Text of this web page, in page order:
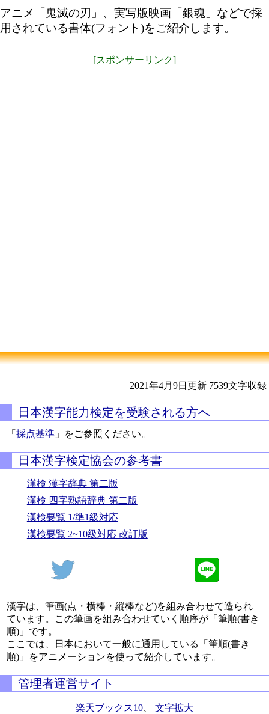
アニメ「鬼滅の刃」、実写版映画「銀魂」などで採
用されている書体(フォント)をご紹介します。
[スポンサーリンク]
2021年4月9日更新 7539文字収録
日本漢字能力検定を受験される方へ
「採点基準 」をご参照ください。
日本漢字検定協会の参考書
漢検 漢字辞典 第二版
漢検 四字熟語辞典 第二版
漢検要覧 1/準1級対応
漢検要覧 2~10級対応 改訂版
漢字は、筆画(点・横棒・縦棒など)を組み合わせて造られ
ています。この筆画を組み合わせていく順序が「筆順(書き
順)」です。
ここでは、日本において一般に通用している「筆順(書き
順)」をアニメーションを使って紹介しています。
管理者運営サイト
楽天ブックス10 文字拡大